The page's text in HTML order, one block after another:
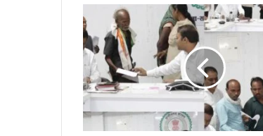
ले
क्ट
र
ज
न
द
र्श